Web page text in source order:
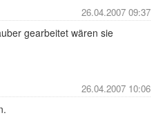
26.04.2007 09:37
gearbeitet wären sie
26.04.2007 10:06